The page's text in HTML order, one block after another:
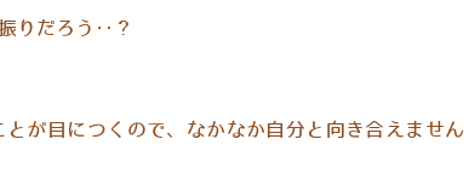
りだろう‥？
が目につくので、なかなか自分と向き合えません